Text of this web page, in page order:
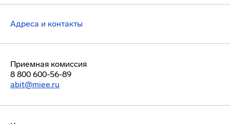
Адреса и контакты
Приемная комиссия
8 800 600-56-89
abit@miee.ru